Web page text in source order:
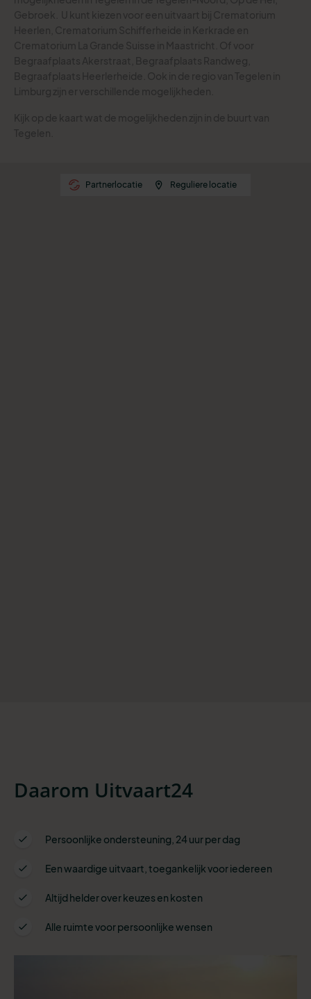
Partnerlocatie Reguliere locatie
Daarom Uitvaart24
Persoonlijke ondersteuning, 24 uur per dag
Een waardige uitvaart, toegankelijk voor iedereen
Altijd helder over keuzes en kosten
Alle ruimte voor persoonlijke wensen